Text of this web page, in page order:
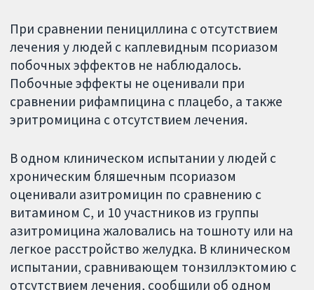
При сравнении пенициллина с отсутствием
лечения у людей с каплевидным псориазом
побочных эффектов не наблюдалось.
Побочные эффекты не оценивали при
сравнении рифампицина с плацебо, а также
эритромицина с отсутствием лечения.
В одном клиническом испытании у людей с
хроническим бляшечным псориазом
оценивали азитромицин по сравнению с
витамином С, и 10 участников из группы
азитромицина жаловались на тошноту или на
легкое расстройство желудка. В клиническом
испытании, сравнивающем тонзиллэктомию с
отсутствием лечения, сообщили об одном